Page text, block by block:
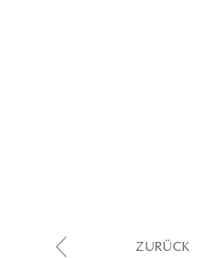
ZURÜCK